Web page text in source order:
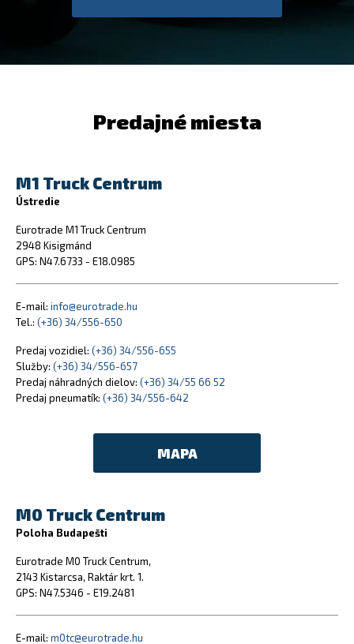
Predajné miesta
M1 Truck Centrum
Ústredie
Eurotrade M1 Truck Centrum
2948 Kisigmánd
GPS: N47.6733 - E18.0985
E-mail: info@eurotrade.hu
Tel.: (+36) 34/556-650
Predaj vozidiel: (+36) 34/556-655
Služby: (+36) 34/556-657
Predaj náhradných dielov: (+36) 34/55 66 52
Predaj pneumatík: (+36) 34/556-642
MAPA
M0 Truck Centrum
Poloha Budapešti
Eurotrade M0 Truck Centrum,
2143 Kistarcsa, Raktár krt. 1.
GPS: N47.5346 - E19.2481
E-mail: m0tc@eurotrade.hu